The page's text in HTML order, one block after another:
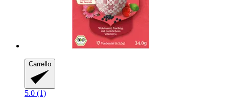
Carrello
5.0 (1)